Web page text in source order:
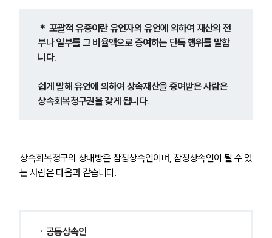
＊ 포괄적 유증이란 유언자의 유언에 의하여 재산의 전
부나 일부를 그 비율액으로 증여하는 단독 행위를 말합
니다.
쉽게 말해 유언에 의하여 상속재산을 증여받은 사람은
상속회복청구권을 갖게 됩니다.
상속회복청구의 상대방은 참칭상속인이며, 참칭상속인이 될 수 있
는 사람은 다음과 같습니다.
· 공동상속인